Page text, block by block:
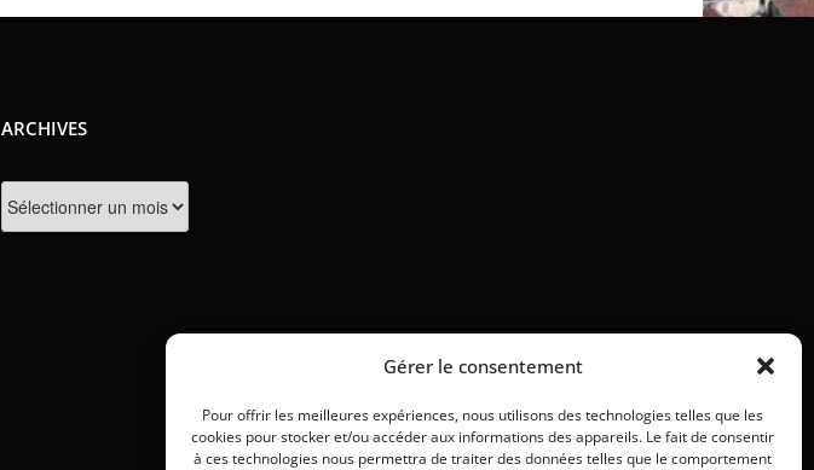
Gérer le consentement
Pour offrir les meilleures expériences, nous utilisons des technologies telles que les
cookies pour stocker et/ou accéder aux informations des appareils. Le fait de consentir
à ces technologies nous permettra de traiter des données telles que le comportement
ARCHIVES
Archives